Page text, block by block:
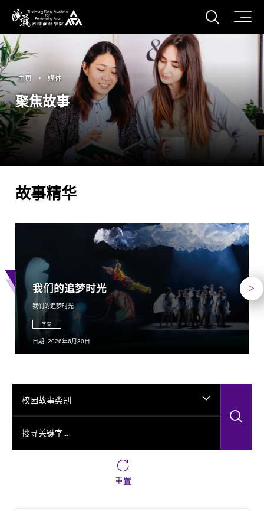
香港演艺学院
打开
主页 媒体
聚焦故事
故事精华
下
我们的追梦时光
我们的追梦时光
学院
日期: 2026年6月30日
校园故事类别
重置